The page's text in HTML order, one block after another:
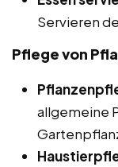
Servieren
Pflege von
allgemeine